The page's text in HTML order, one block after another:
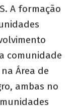
A formação
comunidade
Área de
ambas no